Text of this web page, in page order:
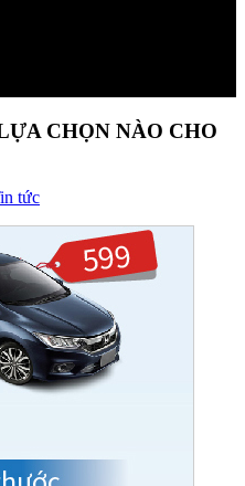
CHỌN NÀO CHO
tức